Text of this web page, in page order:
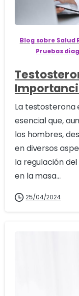
Blog sobre Salud
Pruebas
La testosterona
esencial que,
los hombres,
en diversos
la regulación
en la masa...
25/04/2024